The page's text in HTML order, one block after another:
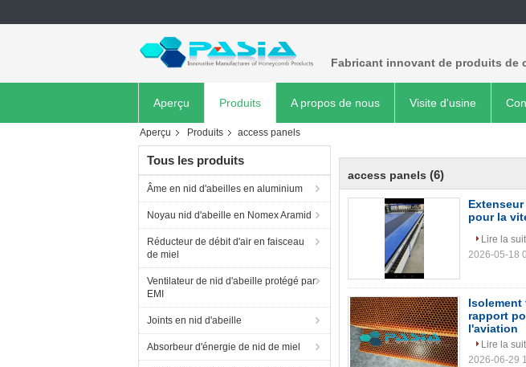
Fabricant innovant de produits de
Aperçu Produits A propos de nous Visite d'usine
Aperçu Produits access panels
Tous les produits
Âme en nid d'abeilles en aluminium
Noyau nid d'abeille en Nomex Aramid
Réducteur de débit d'air en faisceau
de miel
Ventilateur de nid d'abeille protégé par
EMI
Joints en nid d'abeille
Absorbeur d'énergie de nid de miel
access panels (6)
pour la
Lire la
2026-05-18
Isolement
rapport
l'aviation
Lire la
2026-06-29